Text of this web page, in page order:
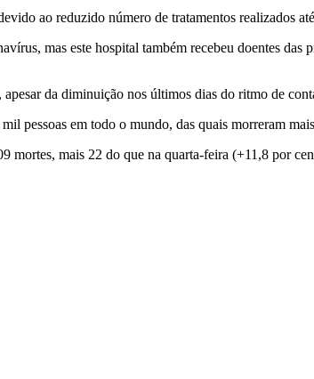
ao reduzido número de tratamentos realizados
mas este hospital também recebeu doentes
da diminuição nos últimos dias do ritmo de
pessoas em todo o mundo, das quais morreram
mais 22 do que na quarta-feira (+11,8 por